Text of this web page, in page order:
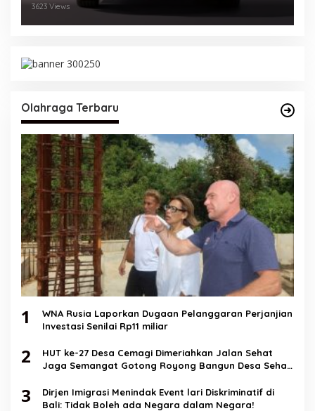
3623 Views
Olahraga Terbaru
1
WNA Rusia Laporkan Dugaan Pelanggaran Perjanjian
Investasi Senilai Rp11 miliar
2
HUT ke-27 Desa Cemagi Dimeriahkan Jalan Sehat
Jaga Semangat Gotong Royong Bangun Desa Sehat
3
Dirjen Imigrasi Menindak Event lari Diskriminatif di
Bali: Tidak Boleh ada Negara dalam Negara!